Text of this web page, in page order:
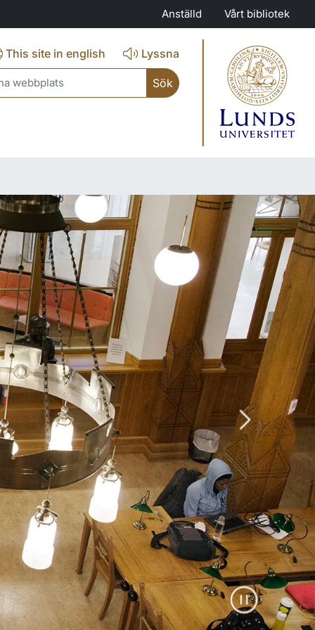
Anställd Vårt bibliotek
This site in english
Lyssna
Nästa